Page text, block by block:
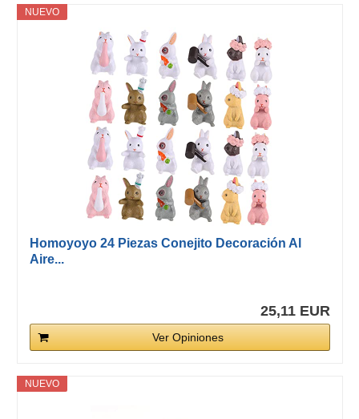
NUEVO
Homoyoyo 24 Piezas Conejito Decoración Al
Aire...
25,11 EUR
Ver Opiniones
NUEVO